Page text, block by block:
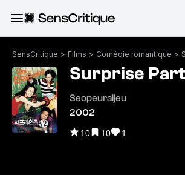
SensCritique > Films > Comédie romantique >
Surprise
Seopeuraijeu
2002
10 10 1